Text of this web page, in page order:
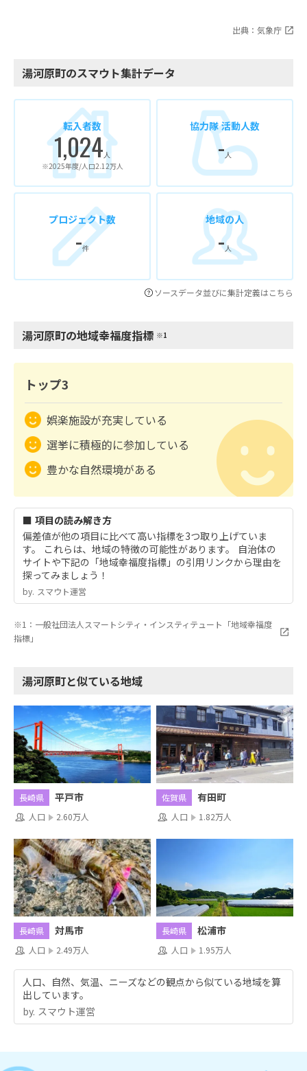
出典：気象庁
湯河原町のスマウト集計データ
転入者数
1,024 人
※2025年度/人口2.12万人
協力隊 活動人数
-人
プロジェクト数
-件
地域の人
-人
ソースデータ並びに集計定義はこちら
湯河原町の地域幸福度指標 ※1
トップ3
娯楽施設が充実している
選挙に積極的に参加している
豊かな自然環境がある
■ 項目の読み解き方
偏差値が他の項目に比べて高い指標を3つ取り上げていま
す。 これらは、地域の特徴の可能性があります。 自治体の
サイトや下記の「地域幸福度指標」の引用リンクから理由を
探ってみましょう！
by.︎ スマウト運営
※1：一般社団法人スマートシティ・インスティテュート「地域幸福度
指標」
湯河原町と似ている地域
長崎県 平戸市
人口 2.60万人
佐賀県 有田町
人口 1.82万人
長崎県 対馬市
人口 2.49万人
長崎県 松浦市
人口 1.95万人
人口、自然、気温、ニーズなどの観点から似ている地域を算
出しています。
by.︎ スマウト運営